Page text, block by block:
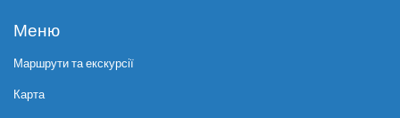
Меню
Маршрути та екскурсії
Карта